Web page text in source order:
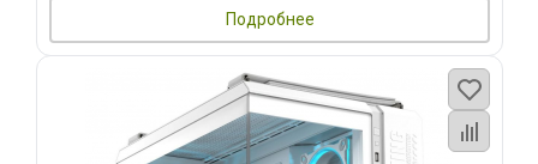
Подробнее